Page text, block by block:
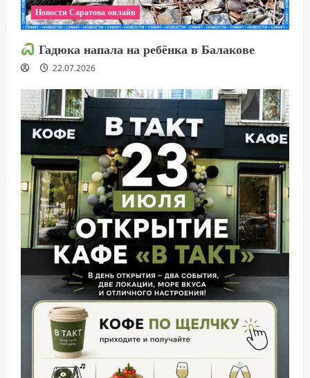
Новости Саратова онлайн
Гадюка напала на ребёнка в Балакове
22.07.2026